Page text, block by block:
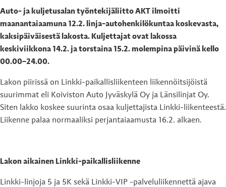
Auto- ja kuljetusalan työntekijäliitto AKT ilmoitti
maanantaiaamuna 12.2. linja-autohenkilökuntaa koskevasta,
kaksipäiväisestä lakosta. Kuljettajat ovat lakossa
keskiviikkona 14.2. ja torstaina 15.2. molempina päivinä kello
00.00–24.00.
Lakon piirissä on Linkki-paikallisliikenteen liikennöitsijöistä
suurimmat eli Koiviston Auto Jyväskylä Oy ja Länsilinjat Oy.
Siten lakko koskee suurinta osaa kuljettajista Linkki-liikenteestä.
Liikenne palaa normaaliksi perjantaiaamusta 16.2. alkaen.
Lakon aikainen Linkki-paikallisliikenne
Linkki-linjoja 5 ja 5K sekä Linkki-VIP -palveluliikennettä ajava